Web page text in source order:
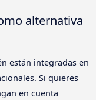
alternativa
están integradas en
Si quieres
en cuenta